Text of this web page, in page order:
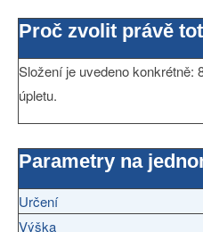
Proč zvolit právě
Složení je uvedeno konkrétně:
úpletu.
Parametry na
Určení
Výška